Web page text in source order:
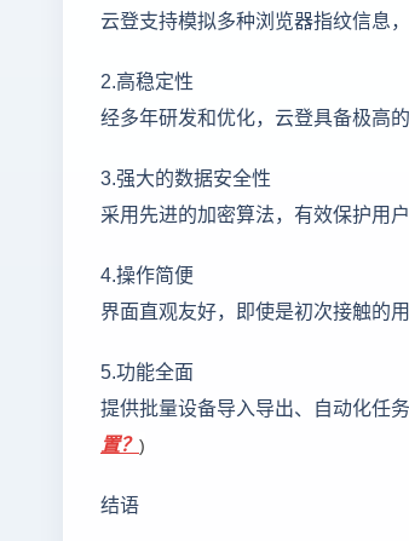
云登支持模拟多种浏览器指纹信息
2.高稳定性
经多年研发和优化，云登具备极高
3.强大的数据安全性
采用先进的加密算法，有效保护用
4.操作简便
界面直观友好，即使是初次接触的
5.功能全面
提供批量设备导入导出、自动化任
置？ )
结语